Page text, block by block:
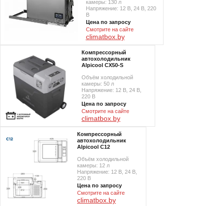
камеры: 130 л
Напряжение: 12 В, 24 В, 220
В
Цена по запросу
Смотрите на сайте
climatbox.by
Компрессорный
автохолодильник
Alpicool CX50-S
Объём холодильной
камеры: 50 л
Напряжение: 12 В, 24 В,
220 В
Цена по запросу
Смотрите на сайте
climatbox.by
Компрессорный
автохолодильник
Alpicool C12
Объём холодильной
камеры: 12 л
Напряжение: 12 В, 24 В,
220 В
Цена по запросу
Смотрите на сайте
climatbox.by